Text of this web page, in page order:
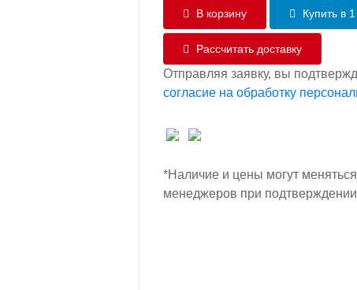
В корзину Купить в
Рассчитать доставку
Отправляя заявку, вы
согласие на обработку
*Наличие и цены могут
менеджеров при подтверждении